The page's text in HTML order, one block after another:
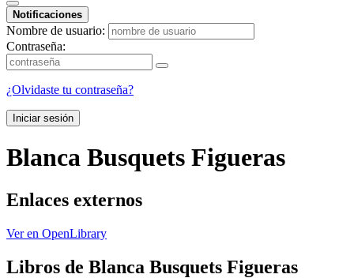
Notificaciones
Nombre de usuario:
Contraseña:
¿Olvidaste tu contraseña?
Iniciar sesión
Blanca Busquets Figueras
Enlaces externos
Ver en OpenLibrary
Libros de Blanca Busquets Figueras